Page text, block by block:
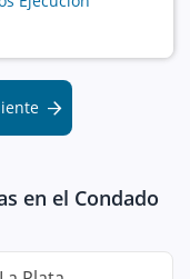
en el Condado